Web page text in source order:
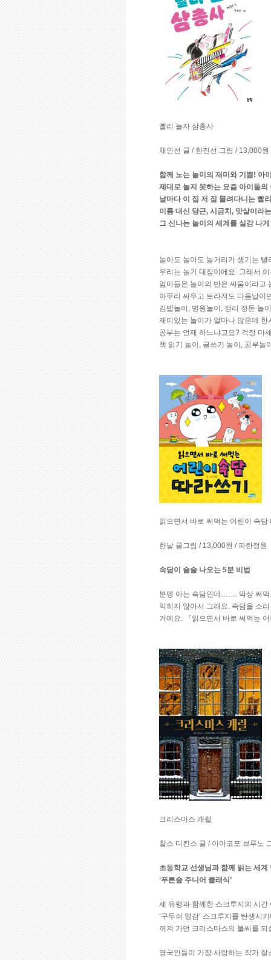
빨리 놀자 삼총사
채인선 글 / 한진선 그림 / 13,000원
함께 노는 놀이의 재미와 기쁨! 아
제대로 놀지 못하는 요즘 아이들의
날마다 이 집 저 집 몰려다니는 빨
이름 대신 당근, 시금치, 맛살이라
그 신나는 놀이의 세계를 실감 나
놀아도 놀아도 놀거리가 생기는 빨
우리는 놀기 대장이에요. 그래서
엄마들은 놀이의 반은 싸움이라고
아무리 싸우고 토라져도 다음날이
김밥놀이, 병원놀이, 정리 정돈
재미있는 놀이가 얼마나 많은데
공부는 언제 하느냐고요? 걱정 마
책 읽기 놀이, 글쓰기 놀이, 공부놀
읽으면서 바로 써먹는 어린이 속담
한낱 글그림 / 13,000원 / 파란정원
속담이 술술 나오는 5분 비법
분명 아는 속담인데……. 막상 써먹
익히지 않아서 그래요. 속담을 소
거예요. 『읽으면서 바로 써먹는
크리스마스 캐럴
찰스 디킨스 글 / 이아코포 브루노
초등학교 선생님과 함께 읽는 세계
‘푸른숲 주니어 클래식’
세 유령과 함께한 스크루지의 시간
‘구두쇠 영감’ 스크루지를 탄생시
꺼져 가던 크리스마스의 불씨를 되
영국인들이 가장 사랑하는 작가 찰